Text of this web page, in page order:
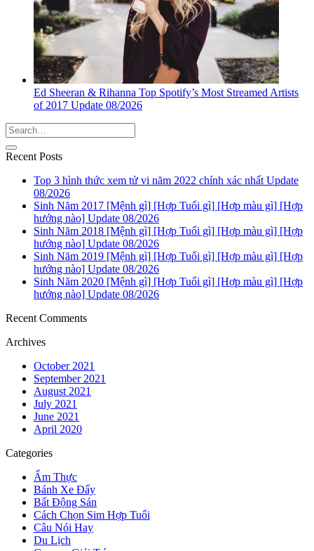
Ed Sheeran & Rihanna Top Spotify’s Most Streamed Artists
of 2017 Update 08/2026
Recent Posts
Top 3 hình thức xem tử vi năm 2022 chính xác nhất Update
08/2026
Sinh Năm 2017 [Mệnh gì] [Hợp Tuổi gì] [Hợp màu gì] [Hợp
hướng nào] Update 08/2026
Sinh Năm 2018 [Mệnh gì] [Hợp Tuổi gì] [Hợp màu gì] [Hợp
hướng nào] Update 08/2026
Sinh Năm 2019 [Mệnh gì] [Hợp Tuổi gì] [Hợp màu gì] [Hợp
hướng nào] Update 08/2026
Sinh Năm 2020 [Mệnh gì] [Hợp Tuổi gì] [Hợp màu gì] [Hợp
hướng nào] Update 08/2026
Recent Comments
Archives
October 2021
September 2021
August 2021
July 2021
June 2021
April 2020
Categories
Ẩm Thực
Bánh Xe Đẩy
Bất Động Sản
Cách Chọn Sim Hợp Tuổi
Câu Nói Hay
Du Lịch